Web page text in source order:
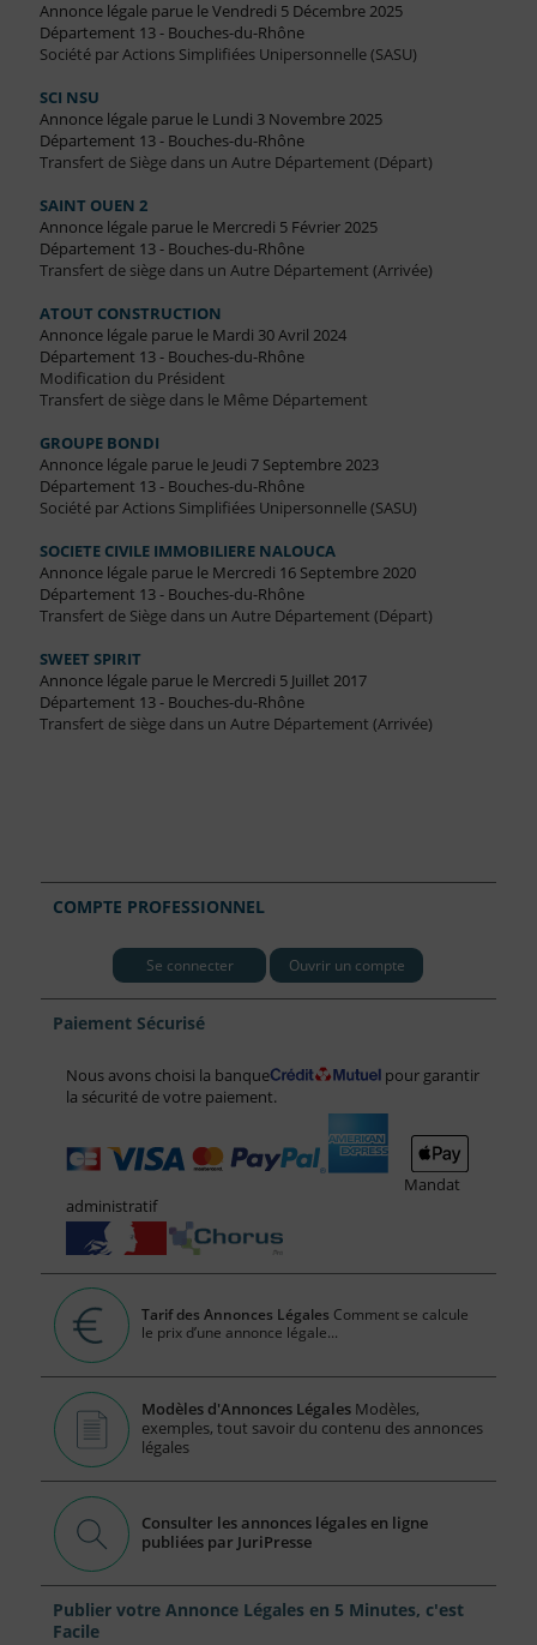
Annonce légale parue le Vendredi 5 Décembre 2025
Département 13 - Bouches-du-Rhône
Société par Actions Simplifiées Unipersonnelle (SASU)
SCI NSU
Annonce légale parue le Lundi 3 Novembre 2025
Département 13 - Bouches-du-Rhône
Transfert de Siège dans un Autre Département (Départ)
SAINT OUEN 2
Annonce légale parue le Mercredi 5 Février 2025
Département 13 - Bouches-du-Rhône
Transfert de siège dans un Autre Département (Arrivée)
ATOUT CONSTRUCTION
Annonce légale parue le Mardi 30 Avril 2024
Département 13 - Bouches-du-Rhône
Modification du Président
Transfert de siège dans le Même Département
GROUPE BONDI
Annonce légale parue le Jeudi 7 Septembre 2023
Département 13 - Bouches-du-Rhône
Société par Actions Simplifiées Unipersonnelle (SASU)
SOCIETE CIVILE IMMOBILIERE NALOUCA
Annonce légale parue le Mercredi 16 Septembre 2020
Département 13 - Bouches-du-Rhône
Transfert de Siège dans un Autre Département (Départ)
SWEET SPIRIT
Annonce légale parue le Mercredi 5 Juillet 2017
Département 13 - Bouches-du-Rhône
Transfert de siège dans un Autre Département (Arrivée)
COMPTE PROFESSIONNEL
Se connecter Ouvrir un compte
Paiement Sécurisé
Nous avons choisi la banque
pour garantir
la sécurité de votre paiement.
Mandat
administratif
Tarif des Annonces Légales Comment se calcule
le prix d’une annonce légale...
Modèles d'Annonces Légales Modèles,
exemples, tout savoir du contenu des annonces
légales
Consulter les annonces légales en ligne
publiées par JuriPresse
Publier votre Annonce Légales en 5 Minutes, c'est
Facile